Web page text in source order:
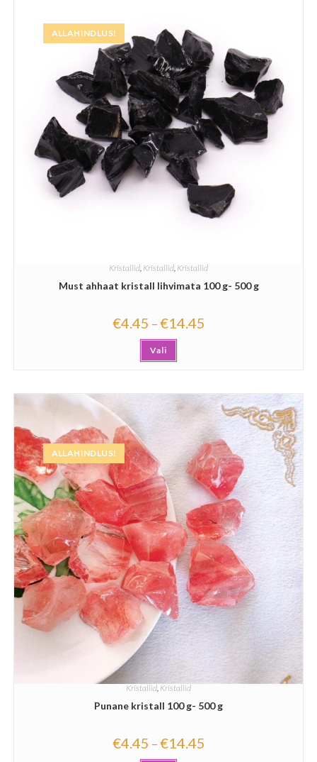
ALLAHINDLUS!
Kristallid Kristallid Kristallid
Must ahhaat kristall lihvimata 100 g- 500 g
€4.45 –€14.45
Vali
ALLAHINDLUS!
Kristallid, Kristallid
Punane kristall 100 g- 500 g
€4.45 –€14.45